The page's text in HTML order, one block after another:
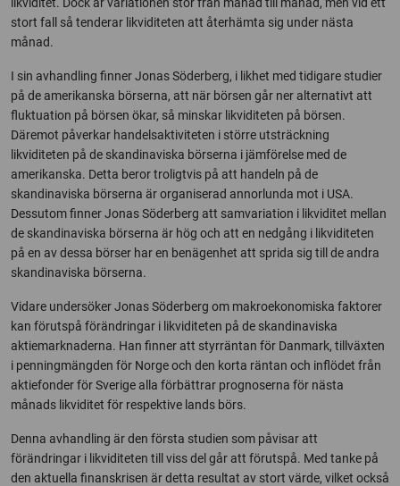
stort fall så tenderar likviditeten att återhämta sig under nästa
månad.
I sin avhandling finner Jonas Söderberg, i likhet med tidigare studier
på de amerikanska börserna, att när börsen går ner alternativt att
fluktuation på börsen ökar, så minskar likviditeten på börsen.
Däremot påverkar handelsaktiviteten i större utsträckning
likviditeten på de skandinaviska börserna i jämförelse med de
amerikanska. Detta beror troligtvis på att handeln på de
skandinaviska börserna är organiserad annorlunda mot i USA.
Dessutom finner Jonas Söderberg att samvariation i likviditet mellan
de skandinaviska börserna är hög och att en nedgång i likviditeten
på en av dessa börser har en benägenhet att sprida sig till de andra
skandinaviska börserna.
Vidare undersöker Jonas Söderberg om makroekonomiska faktorer
kan förutspå förändringar i likviditeten på de skandinaviska
aktiemarknaderna. Han finner att styrräntan för Danmark, tillväxten
i penningmängden för Norge och den korta räntan och inflödet från
aktiefonder för Sverige alla förbättrar prognoserna för nästa
månads likviditet för respektive lands börs.
Denna avhandling är den första studien som påvisar att
förändringar i likviditeten till viss del går att förutspå. Med tanke på
den aktuella finanskrisen är detta resultat av stort värde, vilket också